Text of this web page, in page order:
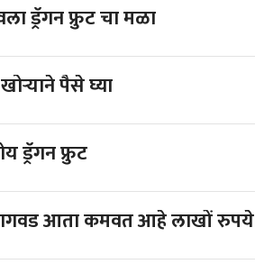
शेती करून फुलवला ड्रॅगन फ्रुट चा मळा
फक्त ५० हजाराची गुंतवणूक करा आणि दहा वर्षे खोऱ्याने पैसे घ्या
ड्रॅगन फ्रुट
आता कमवत आहे लाखों रुपये